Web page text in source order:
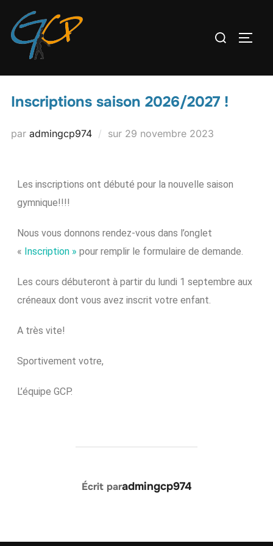
Inscriptions saison 2026/2027 !
par admingcp974 sur 29 novembre 2023
Les inscriptions ont débuté pour la nouvelle saison
gymnique!!!!
Nous vous donnons rendez-vous dans l’onglet
« Inscription » pour remplir le formulaire de demande.
Les cours débuteront à partir du lundi 1 septembre aux
créneaux dont vous avez inscrit votre enfant.
A très vite!
Sportivement votre,
L’équipe GCP.
AUTEUR DE LA PUBLICATION
Écrit paradmingcp974